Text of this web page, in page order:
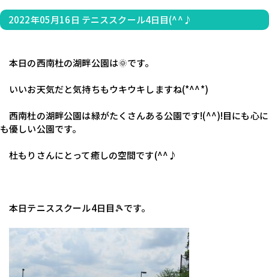
2022年05月16日 テニススクール4日目(^^♪
本日の西南杜の湖畔公園は🌞です。
いいお天気だと気持ちもウキウキしますね(*^^*)
西南杜の湖畔公園は緑がたくさんある公園です!(^^)!目にも心に
も優しい公園です。
杜もりさんにとって癒しの空間です(^^♪
本日テニススクール4日目🎾です。